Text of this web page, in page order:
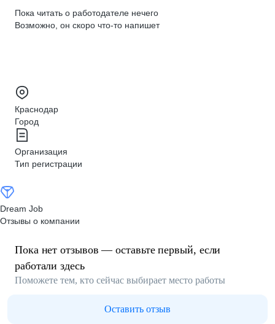
Пока читать о работодателе нечего
Возможно, он скоро что‑то напишет
Краснодар
Город
Организация
Тип регистрации
Dream Job
Отзывы о компании
Пока нет отзывов — оставьте первый, если
работали здесь
Поможете тем, кто сейчас выбирает место работы
Оставить отзыв